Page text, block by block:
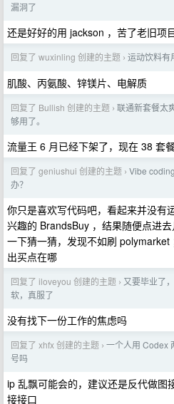
漏洞了
还是好好的用 jackson ，苦了老旧项
回复了 wuxinling 创建的主题 › 运动饮料有
肌酸、丙氨酸、锌镁片、电解质
回复了 Bullish 创建的主题 › 联通新套餐太
够用了。
流量王 6 月已经下架了，现在 38 套
回复了 geniushui 创建的主题 › Vibe
办？
你只是喜欢写代码吧，看起来并没有
兴趣的 BrandsBuy ，结果随便点进
一下猜一猜，发现不如刷
出买点在哪
回复了 iloveyou 创建的主题 › 又要毕业了
软，真服了
没有找下一份工作的焦虑吗
回复了 xhfx 创建的主题 › 一个人用 Codex
号吗
ip 乱飘可能会的，建议还是反代做图
接接口